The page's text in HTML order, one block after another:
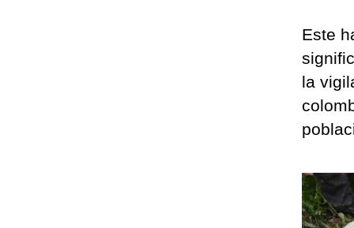
Este
la